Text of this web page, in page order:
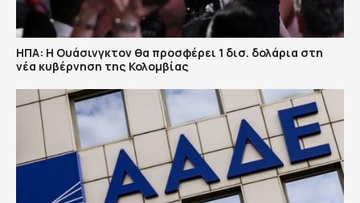
ΗΠΑ: H Ουάσινγκτον θα προσφέρει 1 δισ. δολάρια στη
νέα κυβέρνηση της Κολομβίας